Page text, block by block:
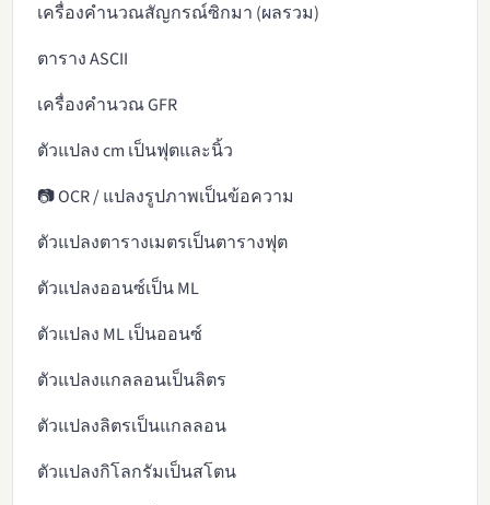
เครื่องคำนวณสัญกรณ์ซิกมา (ผลรวม)
ตาราง ASCII
เครื่องคำนวณ GFR
ตัวแปลง cm เป็นฟุตและนิ้ว
📷 OCR / แปลงรูปภาพเป็นข้อความ
ตัวแปลงตารางเมตรเป็นตารางฟุต
ตัวแปลงออนซ์เป็น ML
ตัวแปลง ML เป็นออนซ์
ตัวแปลงแกลลอนเป็นลิตร
ตัวแปลงลิตรเป็นแกลลอน
ตัวแปลงกิโลกรัมเป็นสโตน